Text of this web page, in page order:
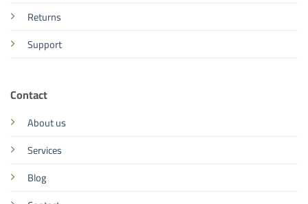
Returns
Support
Contact
About us
Services
Blog